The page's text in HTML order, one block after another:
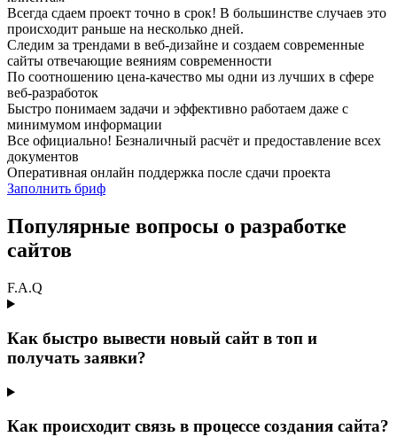
Всегда сдаем проект точно в срок! В большинстве случаев это
происходит раньше на несколько дней.
Следим за трендами в веб-дизайне и создаем современные
сайты отвечающие веяниям современности
По соотношению цена-качество мы одни из лучших в сфере
веб-разработок
Быстро понимаем задачи и эффективно работаем даже с
минимумом информации
Все официально! Безналичный расчёт и предоставление всех
документов
Оперативная онлайн поддержка после сдачи проекта
Заполнить бриф
Популярные вопросы о разработке
сайтов
F.A.Q
Как быстро вывести новый сайт в топ и
получать заявки?
Как происходит связь в процессе создания сайта?